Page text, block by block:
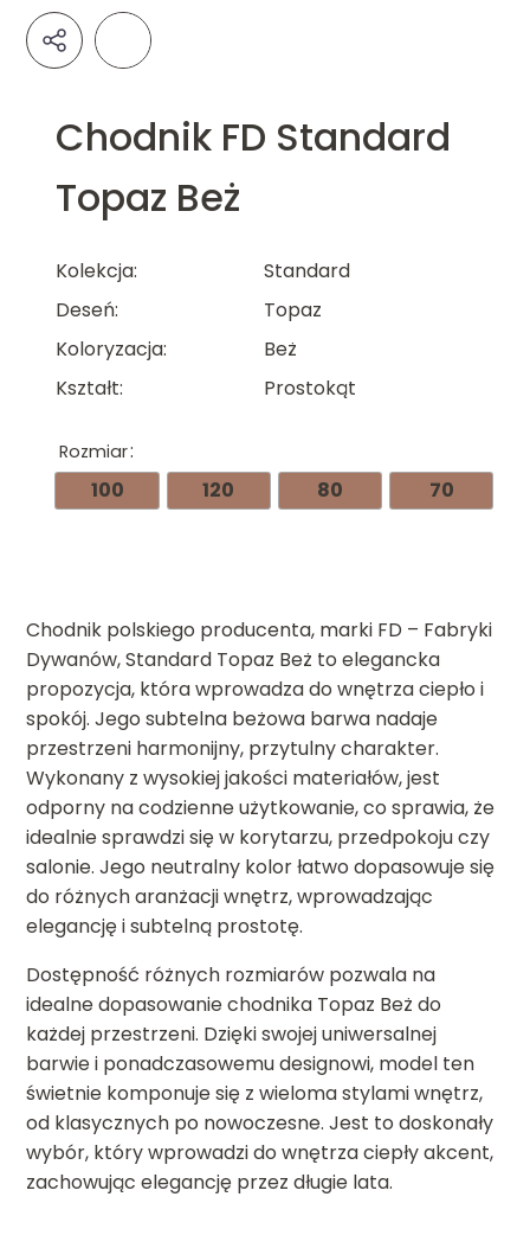
Chodnik FD Standard
Topaz Beż
Kolekcja
Standard
Deseń
Topaz
Koloryzacja
Beż
Kształt
Prostokąt
Rozmiar
100 120 80 70
Chodnik polskiego producenta, marki FD – Fabryki
Dywanów, Standard Topaz Beż to elegancka
propozycja, która wprowadza do wnętrza ciepło i
spokój. Jego subtelna beżowa barwa nadaje
przestrzeni harmonijny, przytulny charakter.
Wykonany z wysokiej jakości materiałów, jest
odporny na codzienne użytkowanie, co sprawia, że
idealnie sprawdzi się w korytarzu, przedpokoju czy
salonie. Jego neutralny kolor łatwo dopasowuje się
do różnych aranżacji wnętrz, wprowadzając
elegancję i subtelną prostotę.
Dostępność różnych rozmiarów pozwala na
idealne dopasowanie chodnika Topaz Beż do
każdej przestrzeni. Dzięki swojej uniwersalnej
barwie i ponadczasowemu designowi, model ten
świetnie komponuje się z wieloma stylami wnętrz,
od klasycznych po nowoczesne. Jest to doskonały
wybór, który wprowadzi do wnętrza ciepły akcent,
zachowując elegancję przez długie lata.